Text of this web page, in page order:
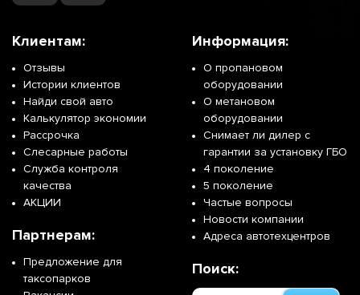
Клиентам:
Отзывы
Истории клиентов
Найди свой авто
Калькулятор экономии
Рассрочка
Слесарные работы
Служба контроля
качества
АКЦИИ
Партнерам:
Предложение для
таксопарков
Информация:
О пропановом
оборудовании
О метановом
оборудовании
Снимает ли дилер с
гарантии за установку ГБО
4 поколение
5 поколение
Частые вопросы
Новости компании
Адреса автотехцентров
Поиск: